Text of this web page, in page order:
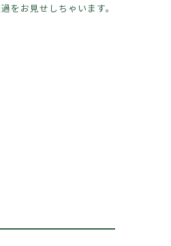
お見せしちゃいます。